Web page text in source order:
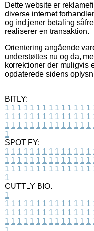
Dette website er
diverse internet
og indtjener betaling
realiserer en transaktion.
Orientering angående
understøttes nu og da,
korrektioner der muligvis
opdaterede sidens
BITLY:
1 1 1 1 1 1 1 1 1 1 1 1 1 1
1 1 1 1 1 1 1 1 1 1 1 1 1 1
1 1 1 1 1 1 1 1 1 1 1 1 1 1
1
SPOTIFY:
1 1 1 1 1 1 1 1 1 1 1 1 1 1
1 1 1 1 1 1 1 1 1 1 1 1 1 1
1 1 1 1 1 1 1 1 1 1 1 1 1 1
1
CUTTLY BIO:
1
1 1 1 1 1 1 1 1 1 1 1 1 1 1
1 1 1 1 1 1 1 1 1 1 1 1 1 1
1 1 1 1 1 1 1 1 1 1 1 1 1 1